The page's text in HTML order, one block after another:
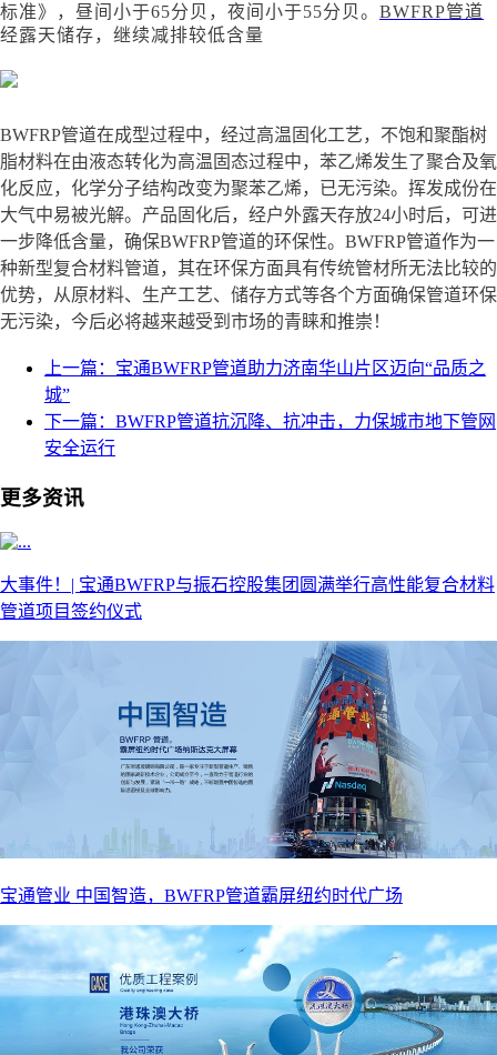
标准》，昼间小于65分贝，夜间小于55分贝。 BWFRP管道
经露天储存，继续减排较低含量
BWFRP管道在成型过程中，经过高温固化工艺，不饱和聚酯树
脂材料在由液态转化为高温固态过程中，苯乙烯发生了聚合及氧
化反应，化学分子结构改变为聚苯乙烯，已无污染。挥发成份在
大气中易被光解。产品固化后，经户外露天存放24小时后，可进
一步降低含量，确保BWFRP管道的环保性。 BWFRP管道作为一
种新型复合材料管道，其在环保方面具有传统管材所无法比较的
优势，从原材料、生产工艺、储存方式等各个方面确保管道环保
无污染，今后必将越来越受到市场的青睐和推崇！
上一篇：宝通BWFRP管道助力济南华山片区迈向“品质之
城”
下一篇：BWFRP管道抗沉降、抗冲击，力保城市地下管网
安全运行
更多资讯
大事件！| 宝通BWFRP与振石控股集团圆满举行高性能复合材料
管道项目签约仪式
宝通管业 中国智造，BWFRP管道霸屏纽约时代广场